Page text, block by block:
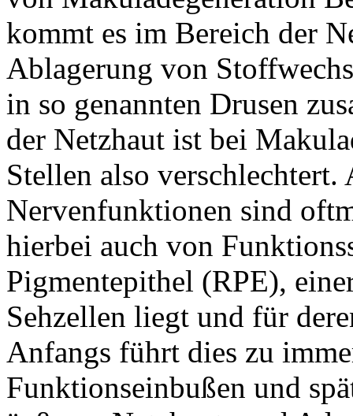
kommt es im Bereich der
Ablagerung von
in so genannten Drusen
der Netzhaut ist bei
Stellen also
Nervenfunktionen sind
hierbei auch von
Pigmentepithel (RPE),
Sehzellen liegt und für
Anfangs führt dies zu
Funktionseinbußen und